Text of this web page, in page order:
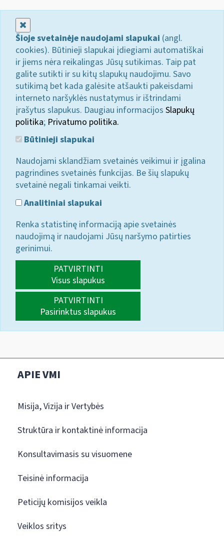
Šioje svetainėje naudojami slapukai (angl.
cookies). Būtinieji slapukai įdiegiami automatiškai
ir jiems nėra reikalingas Jūsų sutikimas. Taip pat
galite sutikti ir su kitų slapukų naudojimu. Savo
sutikimą bet kada galėsite atšaukti pakeisdami
interneto naršyklės nustatymus ir ištrindami
įrašytus slapukus. Daugiau informacijos Slapukų
politika; Privatumo politika.
Būtinieji slapukai
Naudojami sklandžiam svetainės veikimui ir įgalina
pagrindines svetainės funkcijas. Be šių slapukų
svetainė negali tinkamai veikti.
Analitiniai slapukai
Renka statistinę informaciją apie svetainės
naudojimą ir naudojami Jūsų naršymo patirties
gerinimui.
PATVIRTINTI
Visus slapukus
PATVIRTINTI
Pasirinktus slapukus
APIE VMI
Misija, Vizija ir Vertybės
Struktūra ir kontaktinė informacija
Konsultavimasis su visuomene
Teisinė informacija
Peticijų komisijos veikla
Veiklos sritys